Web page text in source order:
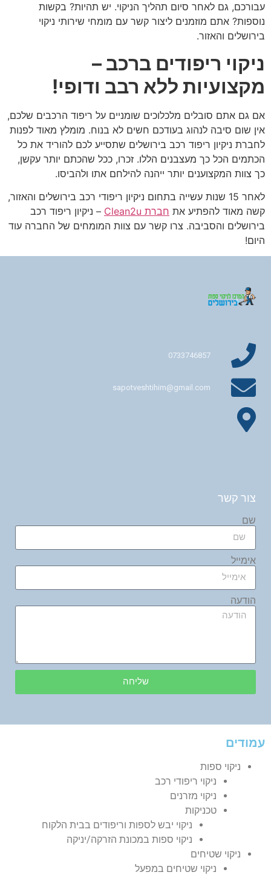
עבורכם, גם לאחר סיום תהליך הניקוי. יש תהיות? בקשות
נוספות? אתם מוזמנים ליצור קשר עם מומחי שירותי ניקוי
בירושלים והאזור.
ניקוי ריפודים ברכב –
מקצועיות ללא רבב ודופי!
אם גם אתם סובלים מלכלוכים שומניים על ריפוד הרכבים שלכם,
אין שום סיבה לנהוג בעודכם חשים לא בנוח. מומלץ מאוד לפנות
לחברת ניקיון ריפוד רכב בירושלים שתסייע לכם להוריד את כל
הכתמים הכל כך מעצבנים הללו. זכרו, ככל שהכתם יותר עקשן,
כך צוות המקצוענים יותר ייהנה להילחם אתו ולהביסו.
לאחר 15 שנות עשייה בתחום ניקיון ריפודי רכב בירושלים והאזור,
קשה מאוד להפתיע את חברת Clean2u
– ניקיון ריפוד רכב
בירושלים והסביבה. צרו קשר עם צוות המומחים של החברה עוד
היום!
0733746857
sapotveshtihim@gmail.com
צור קשר
שם
אימייל
הודעה
שליחה
עמודים
ניקוי ספות
ניקוי ריפודי רכב
ניקוי מזרנים
טכניקות
ניקוי יבש לספות וריפודים בבית הלקוח
ניקוי ספות במכונת הזרקה/יניקה
ניקוי שטיחים
ניקוי שטיחים במפעל